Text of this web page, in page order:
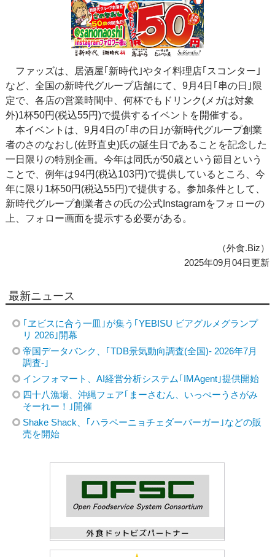
ファッズは、居酒屋｢新時代｣やタイ料理店｢スコンター｣
など、全国の新時代グループ店舗にて、9月4日｢串の日｣限
定で、各店の営業時間中、何杯でもドリンク(メガは対象
外)1杯50円(税込55円)で提供するイベントを開催する。
本イベントは、9月4日の｢串の日｣が新時代グループ創業
者のさのなおし(佐野直史)氏の誕生日であることを記念した
一日限りの特別企画。今年は同氏が50歳という節目という
ことで、例年は94円(税込103円)で提供しているところ、今
年に限り1杯50円(税込55円)で提供する。参加条件として、
新時代グループ創業者さの氏の公式Instagramをフォローの
上、フォロー画面を提示する必要がある。
（外食.Biz）
2025年09月04日更新
最新ニュース
｢ヱビスに合う一皿｣が集う｢YEBISU ビアグルメグランプ
リ 2026｣開幕
帝国データバンク、｢TDB景気動向調査(全国)- 2026年7月
調査-｣
インフォマート、AI経営分析システム｢IMAgent｣提供開始
四十八漁場、沖縄フェア｢まーさむん、いっぺーうさがみ
そーれー！｣開催
Shake Shack、｢ハラペーニョチェダーバーガー｣などの販
売を開始